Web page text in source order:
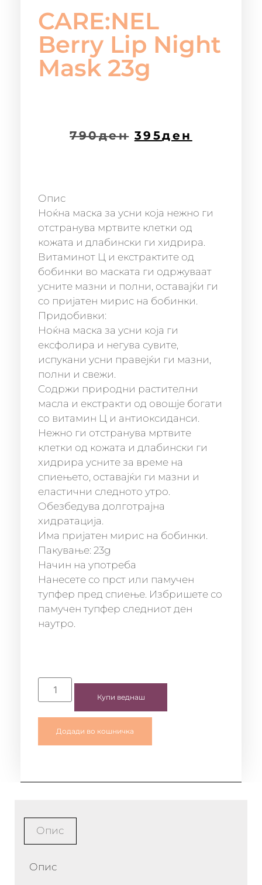
CARE:NEL
Berry Lip Night
Mask 23g
790ден 395ден
Опис
Ноќна маска за усни која нежно ги
отстранува мртвите клетки од
кожата и длабински ги хидрира.
Витаминот Ц и екстрактите од
бобинки во маската ги одржуваат
усните мазни и полни, оставајќи ги
со пријатен мирис на бобинки.
Придобивки:
Ноќна маска за усни која ги
ексфолира и негува сувите,
испукани усни правејќи ги мазни,
полни и свежи.
Содржи природни растителни
масла и екстракти од овошје богати
со витамин Ц и антиоксиданси.
Нежно ги отстранува мртвите
клетки од кожата и длабински ги
хидрира усните за време на
спиењето, оставајќи ги мазни и
еластични следното утро.
Обезбедува долготрајна
хидратација.
Има пријатен мирис на бобинки.
Пакување: 23g
Начин на употреба
Нанесете со прст или памучен
тупфер пред спиење. Избришете со
памучен тупфер следниот ден
наутро.
Купи веднаш
Додади во кошничка
Опис
Опис